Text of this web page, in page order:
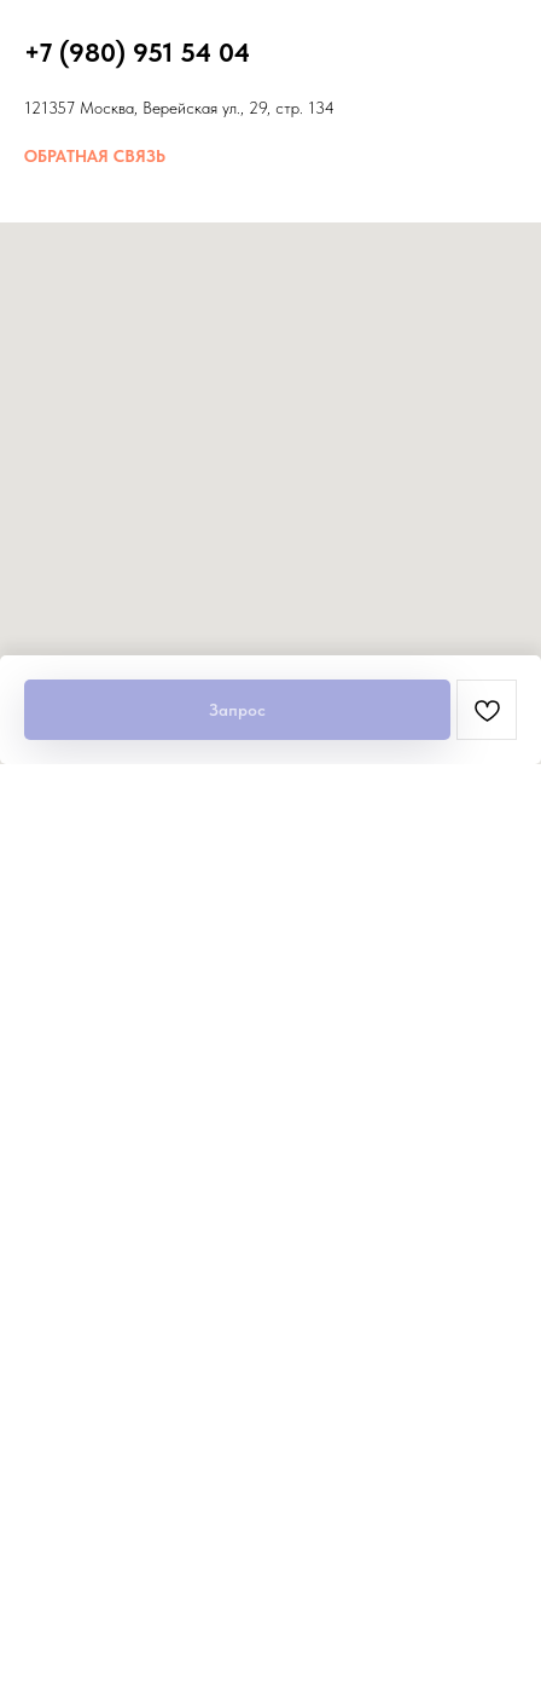
Запрос
+7 (980) 951 54 04
121357 Москва, Верейская ул., 29, стр. 134
ОБРАТНАЯ СВЯЗЬ